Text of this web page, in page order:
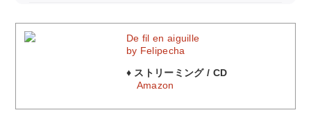
De fil en aiguille
by Felipecha
♦ ストリーミング / CD
Amazon